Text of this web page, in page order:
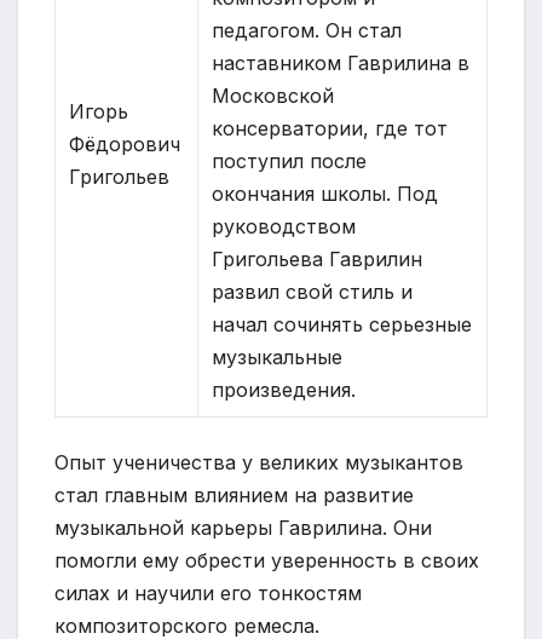
Игорь
Фёдорович
Григольев
педагогом. Он стал
наставником Гаврилина в
Московской
консерватории, где тот
поступил после
окончания школы. Под
руководством
Григольева Гаврилин
развил свой стиль и
начал сочинять серьезные
музыкальные
произведения.
Опыт ученичества у великих музыкантов
стал главным влиянием на развитие
музыкальной карьеры Гаврилина. Они
помогли ему обрести уверенность в своих
силах и научили его тонкостям
композиторского ремесла.